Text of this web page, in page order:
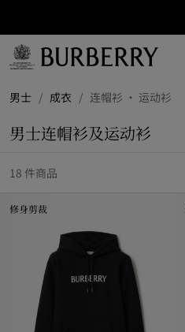
订阅获取
Burberry
品牌资
男士 / 成衣 / 连帽衫 · 运动衫
男士连帽衫及运动衫
18 件商品
修身剪裁